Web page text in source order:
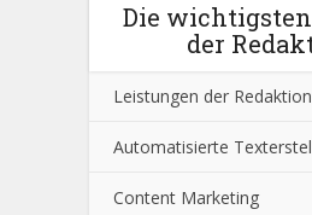
Die
der
Leistungen der Redaktion
Automatisierte
Content Marketing